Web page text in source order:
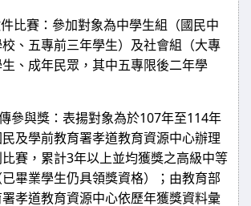
比賽：參加對象為中學生組（國民中
、五專前三年學生）及社會組（大專
、成年民眾，其中五專限後二年學
參與獎：表揚對象為於107年至114年
及學前教育署孝道教育資源中心辦理
賽，累計3年以上並均獲獎之高級中等
畢業學生仍具領獎資格）；由教育部
孝道教育資源中心依歷年獲獎資料彙